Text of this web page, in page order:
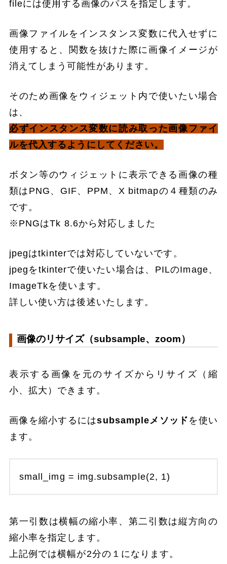
fileには使用する画像のパスを指定します。
画像ファイルをインスタンス変数に代入せずに
使用すると、関数を抜けた際に画像イメージが
消えてしまう可能性があります。
そのため画像をウィジェット内で使いたい場合
は、
必ずインスタンス変数に読み取った画像ファイ
ルを代入するようにしてください。
ボタン等のウィジェットに表示できる画像の種
類はPNG、GIF、PPM、X bitmapの４種類のみ
です。
※PNGはTk 8.6から対応しました
jpegはtkinterでは対応していないです。
jpegをtkinterで使いたい場合は、PILのImage、
ImageTkを使います。
詳しい使い方は後述いたします。
画像のリサイズ（subsample、zoom）
表示する画像を元のサイズからリサイズ（縮
小、拡大）できます。
画像を縮小するにはsubsampleメソッド を使い
ます。
small_img = img.subsample(2, 1)
第一引数は横幅の縮小率、第二引数は縦方向の
縮小率を指定します。
上記例では横幅が2分の１になります。